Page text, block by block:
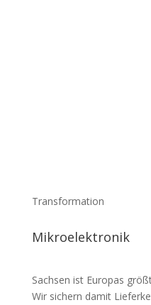
Transformation
Mikro­elek­tronik
Sachsen ist Europas
Wir sichern damit